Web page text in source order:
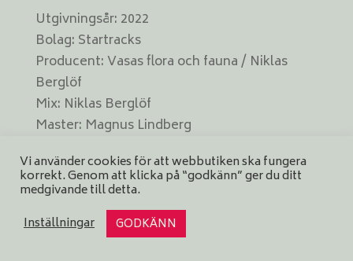
Utgivningsår: 2022
Bolag: Startracks
Producent: Vasas flora och fauna / Niklas
Berglöf
Mix: Niklas Berglöf
Master: Magnus Lindberg
Format: digital singel
Vi använder cookies för att webbutiken ska fungera
korrekt. Genom att klicka på “godkänn” ger du ditt
medgivande till detta.
Inställningar
GODKÄNN